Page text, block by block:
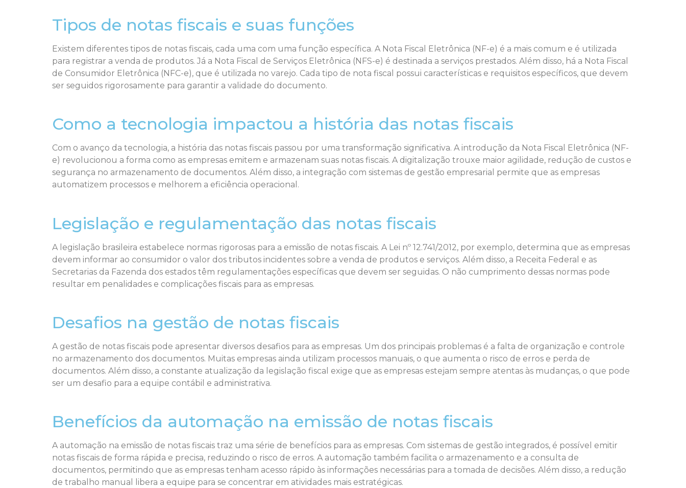
Tipos de notas fiscais e suas funções
Existem diferentes tipos de notas fiscais, cada uma com uma função específica. A Nota Fiscal Eletrônica (NF-e) é a mais comum e é utilizada
para registrar a venda de produtos. Já a Nota Fiscal de Serviços Eletrônica (NFS-e) é destinada a serviços prestados. Além disso, há a Nota Fiscal
de Consumidor Eletrônica (NFC-e), que é utilizada no varejo. Cada tipo de nota fiscal possui características e requisitos específicos, que devem
ser seguidos rigorosamente para garantir a validade do documento.
Como a tecnologia impactou a história das notas fiscais
Com o avanço da tecnologia, a história das notas fiscais passou por uma transformação significativa. A introdução da Nota Fiscal Eletrônica (NF-
e) revolucionou a forma como as empresas emitem e armazenam suas notas fiscais. A digitalização trouxe maior agilidade, redução de custos e
segurança no armazenamento de documentos. Além disso, a integração com sistemas de gestão empresarial permite que as empresas
automatizem processos e melhorem a eficiência operacional.
Legislação e regulamentação das notas fiscais
A legislação brasileira estabelece normas rigorosas para a emissão de notas fiscais. A Lei nº 12.741/2012, por exemplo, determina que as empresas
devem informar ao consumidor o valor dos tributos incidentes sobre a venda de produtos e serviços. Além disso, a Receita Federal e as
Secretarias da Fazenda dos estados têm regulamentações específicas que devem ser seguidas. O não cumprimento dessas normas pode
resultar em penalidades e complicações fiscais para as empresas.
Desafios na gestão de notas fiscais
A gestão de notas fiscais pode apresentar diversos desafios para as empresas. Um dos principais problemas é a falta de organização e controle
no armazenamento dos documentos. Muitas empresas ainda utilizam processos manuais, o que aumenta o risco de erros e perda de
documentos. Além disso, a constante atualização da legislação fiscal exige que as empresas estejam sempre atentas às mudanças, o que pode
ser um desafio para a equipe contábil e administrativa.
Benefícios da automação na emissão de notas fiscais
A automação na emissão de notas fiscais traz uma série de benefícios para as empresas. Com sistemas de gestão integrados, é possível emitir
notas fiscais de forma rápida e precisa, reduzindo o risco de erros. A automação também facilita o armazenamento e a consulta de
documentos, permitindo que as empresas tenham acesso rápido às informações necessárias para a tomada de decisões. Além disso, a redução
de trabalho manual libera a equipe para se concentrar em atividades mais estratégicas.